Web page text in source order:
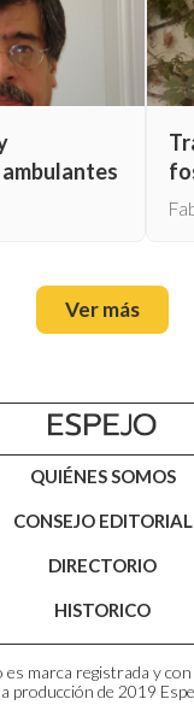
Ver más
QUIÉNES SOMOS
CONSEJO EDITORIAL
DIRECTORIO
HISTORICO
es marca registrada y
producción de 2019